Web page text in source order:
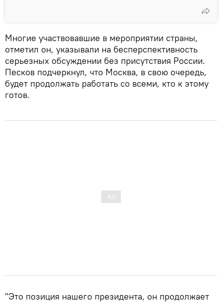
Многие участвовавшие в мероприятии страны,
отметил он, указывали на бесперспективность
серьезных обсуждении без присутствия России.
Песков подчеркнул, что Москва, в свою очередь,
будет продолжать работать со всеми, кто к этому
готов.
"Это позиция нашего президента, он продолжает